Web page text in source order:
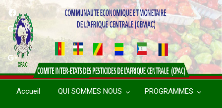
Aller
contenu
principal
Accueil QUI SOMMES NOUS PROGRAMMES